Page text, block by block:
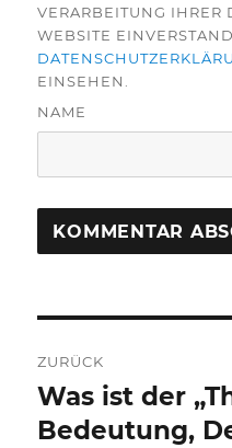
VERARBEITUNG IHRER
WEBSITE
EINSEHEN.
NAME
ZURÜCK
Vorheriger
Beitrag:
Was ist der
Bedeutung,